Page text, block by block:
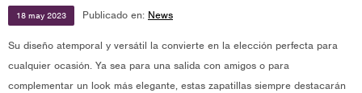
18 may 2023 Publicado en: News
Su diseño atemporal y versátil la convierte en la elección perfecta para
cualquier ocasión. Ya sea para una salida con amigos o para
complementar un look más elegante, estas zapatillas siempre destacarán